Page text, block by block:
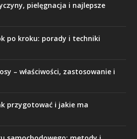
pielęgnacja i najlepsze
po kroku: porady i techniki
– właściwości, zastosowanie i
przygotować i jakie ma